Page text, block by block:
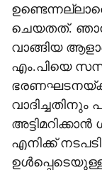
ചെയതത്.
വാങ്ങിയ
എം.പിയെ
വാദിച്ചതിനും
എനിക്ക്